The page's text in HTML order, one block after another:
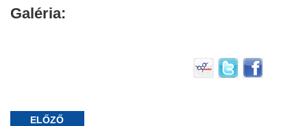
Galéria:
ELŐZŐ